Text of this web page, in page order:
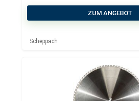
ZUM ANGEBOT
Scheppach